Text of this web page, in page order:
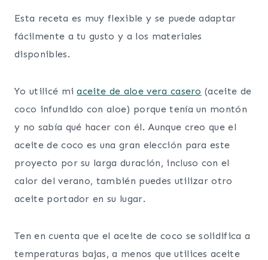
Esta receta es muy flexible y se puede adaptar
fácilmente a tu gusto y a los materiales
disponibles.
Yo utilicé miaceite de aloe vera casero (aceite de
coco infundido con aloe) porque tenía un montón
y no sabía qué hacer con él. Aunque creo que el
aceite de coco es una gran elección para este
proyecto por su larga duración, incluso con el
calor del verano, también puedes utilizar otro
aceite portador en su lugar.
Ten en cuenta que el aceite de coco se solidifica a
temperaturas bajas, a menos que utilices aceite